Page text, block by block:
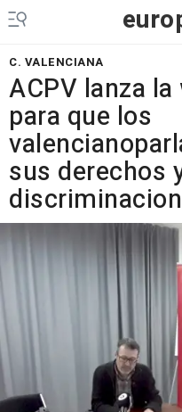
C. VALENCIANA
ACPV lanza
para que los
sus derechos